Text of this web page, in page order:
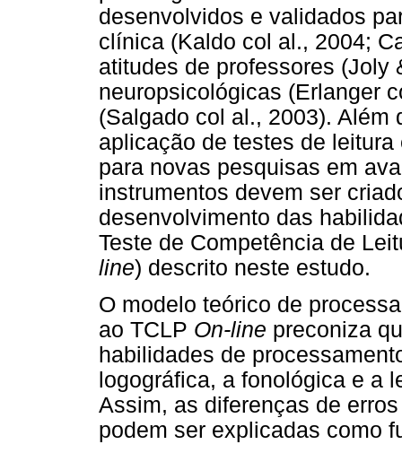
desenvolvidos e validados
clínica (Kaldo col al., 2004;
atitudes de professores (Joly
neuropsicológicas (Erlanger
(Salgado col al., 2003).
aplicação de testes de
para novas pesquisas em
instrumentos devem ser
desenvolvimento das
Teste de Competência de
line) descrito neste estudo.
O modelo teórico de
ao TCLP On-line preconiza
habilidades de
logográfica, a fonológica e a
Assim, as diferenças de
podem ser explicadas como